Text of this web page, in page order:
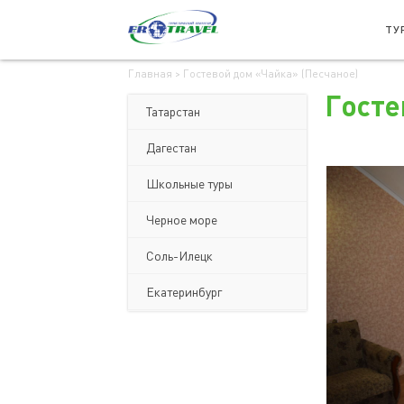
Главная > Гостевой дом «Чайка» (Песчаное)
Татарстан
Дагестан
Школьные туры
Черное море
Соль-Илецк
Екатеринбург